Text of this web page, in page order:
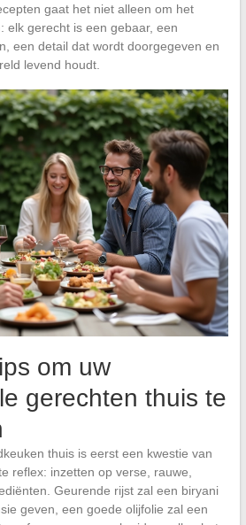
gaat het niet alleen om het
elk gerecht is een gebaar, een
een detail dat wordt doorgegeven en
levend houdt.
om uw
gerechten thuis te
thuis is eerst een kwestie van
reflex: inzetten op verse, rauwe,
Geurende rijst zal een biryani
geven, een goede olijfolie zal een